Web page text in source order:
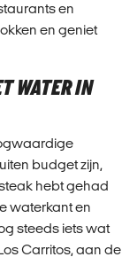
en
en geniet
WATER IN
budget zijn,
hebt gehad
waterkant en
steeds iets wat
Carritos, aan de